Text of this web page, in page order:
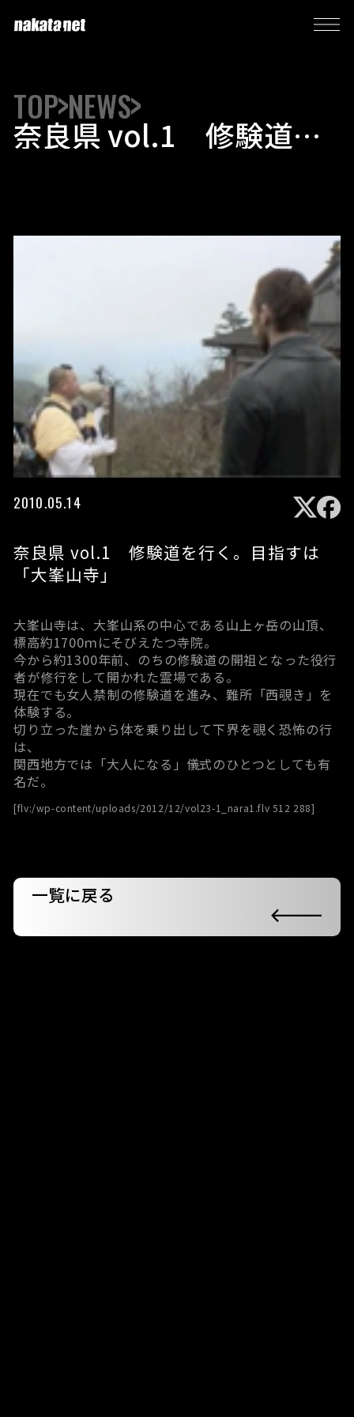
TOP NEWS
奈良県 vol.1 修験道を
行く。目指すは 「大峯
2010.05.14
奈良県 vol.1 修験道を行く。目指すは
「大峯山寺」
大峯山寺は、大峯山系の中心である山上ヶ岳の山頂、
標高約1700ｍにそびえたつ寺院。
今から約1300年前、のちの修験道の開祖となった役行
者が修行をして開かれた霊場である。
現在でも女人禁制の修験道を進み、難所「西覗き」を
体験する。
切り立った崖から体を乗り出して下界を覗く恐怖の行
は、
関西地方では「大人になる」儀式のひとつとしても有
名だ。
[flv:/wp-content/uploads/2012/12/vol23-1_nara1.flv 512 288]
一覧に戻る